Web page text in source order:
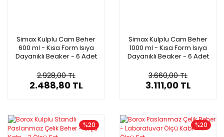
Simax Kulplu Cam Beher
600 ml - Kısa Form Isıya
Dayanıklı Beaker - 6 Adet
2.928,00 TL
2.488,80 TL
Simax Kulplu Cam Beher
1000 ml - Kısa Form Isıya
Dayanıklı Beaker - 6 Adet
3.660,00 TL
3.111,00 TL
%20 %20